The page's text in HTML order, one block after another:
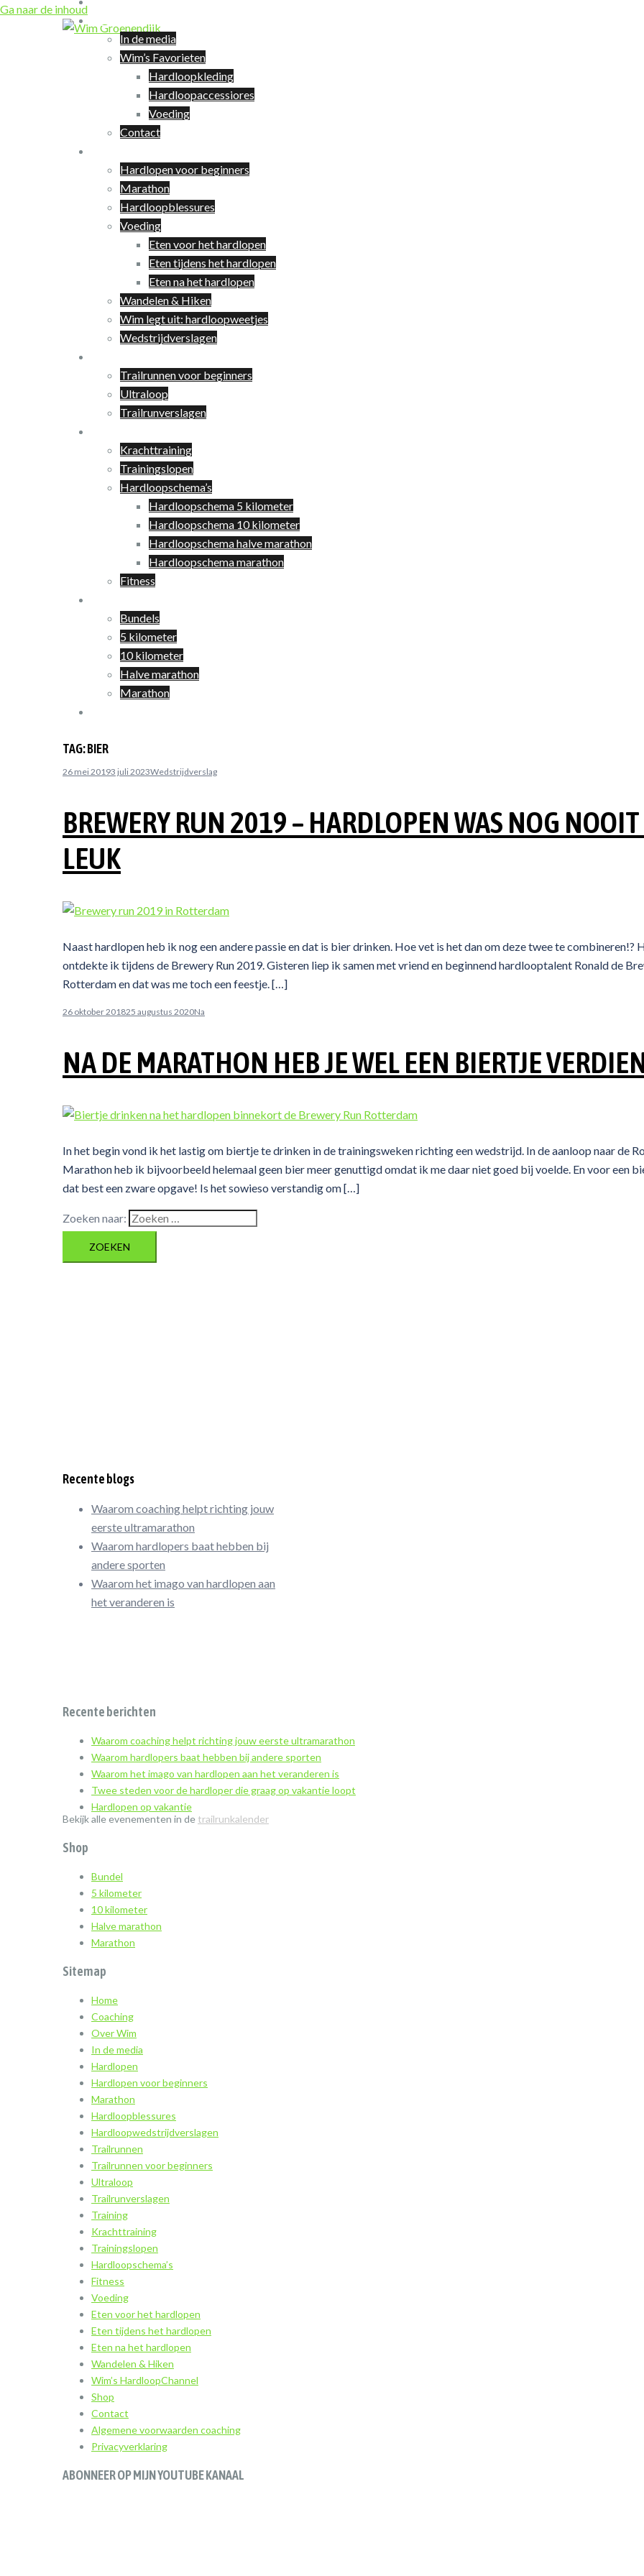
Ga naar de inhoud
In de media
Wim’s Favorieten
Hardloopkleding
Hardloopaccessiores
Voeding
Contact
Hardlopen voor beginners
Marathon
Hardloopblessures
Voeding
Eten voor het hardlopen
Eten tijdens het hardlopen
Eten na het hardlopen
Wandelen & Hiken
Wim legt uit: hardloopweetjes
Wedstrijdverslagen
Trailrunnen voor beginners
Ultraloop
Trailrunverslagen
Krachttraining
Trainingslopen
Hardloopschema’s
Hardloopschema 5 kilometer
Hardloopschema 10 kilometer
Hardloopschema halve marathon
Hardloopschema marathon
Fitness
Bundels
5 kilometer
10 kilometer
Halve marathon
Marathon
TAG:BIER
26 mei 20193 juli 2023Wedstrijdverslag
BREWERY RUN 2019 – HARDLOPEN WAS NOG
LEUK
Naast hardlopen heb ik nog een andere passie en dat is bier drinken. Hoe vet is het dan om deze twee te combineren!?
ontdekte ik tijdens de Brewery Run 2019. Gisteren liep ik samen met vriend en beginnend hardlooptalent Ronald de
Rotterdam en dat was me toch een feestje. […]
26 oktober 201825 augustus 2020Na
NA DE MARATHON HEB JE WEL EEN BIERTJE
In het begin vond ik het lastig om biertje te drinken in de trainingsweken richting een wedstrijd. In de aanloop naar de
Marathon heb ik bijvoorbeeld helemaal geen bier meer genuttigd omdat ik me daar niet goed bij voelde. En voor een
dat best een zware opgave! Is het sowieso verstandig om […]
Zoeken naar:
Recente blogs
Waarom coaching helpt richting jouw
eerste ultramarathon
Waarom hardlopers baat hebben bij
andere sporten
Waarom het imago van hardlopen aan
het veranderen is
Recente berichten
Waarom coaching helpt richting jouw eerste ultramarathon
Waarom hardlopers baat hebben bij andere sporten
Waarom het imago van hardlopen aan het veranderen is
Twee steden voor de hardloper die graag op vakantie loopt
Hardlopen op vakantie
Bekijk alle evenementen in de trailrunkalender
Shop
Bundel
5 kilometer
10 kilometer
Halve marathon
Marathon
Sitemap
Home
Coaching
Over Wim
In de media
Hardlopen
Hardlopen voor beginners
Marathon
Hardloopblessures
Hardloopwedstrijdverslagen
Trailrunnen
Trailrunnen voor beginners
Ultraloop
Trailrunverslagen
Training
Krachttraining
Trainingslopen
Hardloopschema’s
Fitness
Voeding
Eten voor het hardlopen
Eten tijdens het hardlopen
Eten na het hardlopen
Wandelen & Hiken
Wim’s HardloopChannel
Shop
Contact
Algemene voorwaarden coaching
Privacyverklaring
ABONNEER OP MIJN YOUTUBE KANAAL